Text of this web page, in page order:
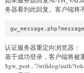
务器看到此回复。客户端将
认证服务器重定向浏览器：
基于成功登录，客户端将被
$gw_port . "/wifidog/